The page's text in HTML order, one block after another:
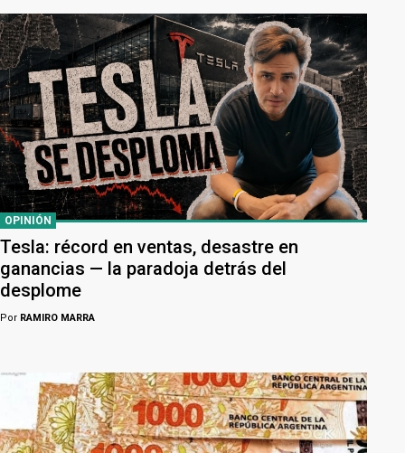
OPINIÓN
Tesla: récord en ventas, desastre en
ganancias — la paradoja detrás del
desplome
Por RAMIRO MARRA